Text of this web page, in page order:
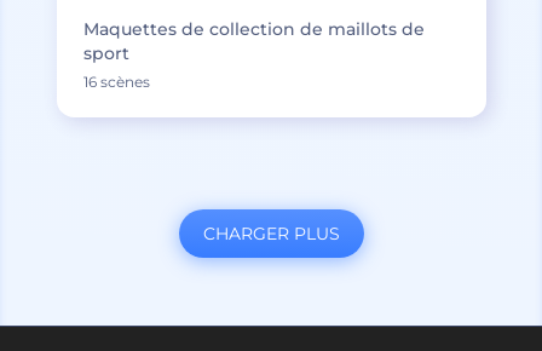
Maquettes de collection de maillots de
sport
16 scènes
CHARGER PLUS